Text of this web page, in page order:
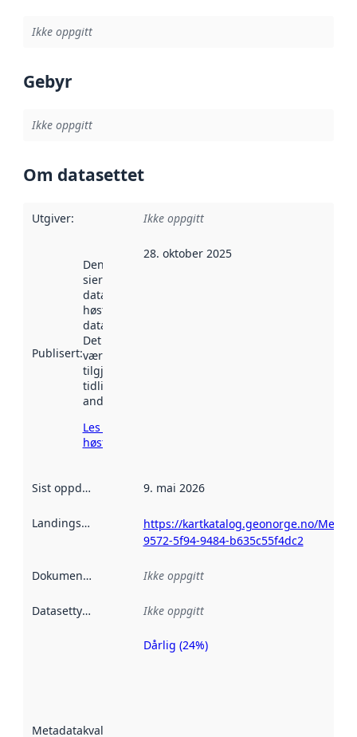
Ikke oppgitt
Gebyr
Ikke oppgitt
Om datasettet
Utgiver: Ikke oppgitt
Publisert:
Denne datoen
sier når
datasettet ble
høstet av
data.norge.no.
Det kan ha
vært
tilgjengelig
tidligere
andre steder.
Les mer om
høsting her
28. oktober 2025
Sist oppdatert 9. mai 2026
Landingsside
https://kartkatalog.geonorge.no/
9572-5f94-9484-b635c55f4dc2
Dokumentasjon Ikke oppgitt
Datasettype Ikke oppgitt
Metadatakvalitet
Metadatakvalitet
Dårlig (24%)